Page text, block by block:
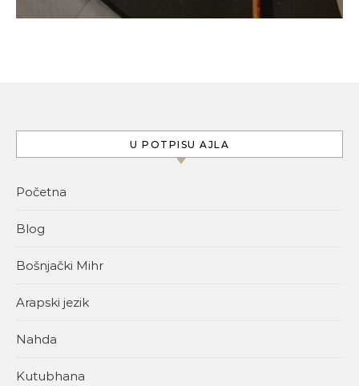
U POTPISU AJLA
Početna
Blog
Bošnjački Mihr
Arapski jezik
Nahda
Kutubhana